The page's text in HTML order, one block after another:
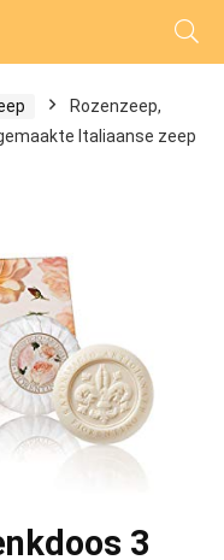
Rozenzeep,
Italiaanse zeep
3